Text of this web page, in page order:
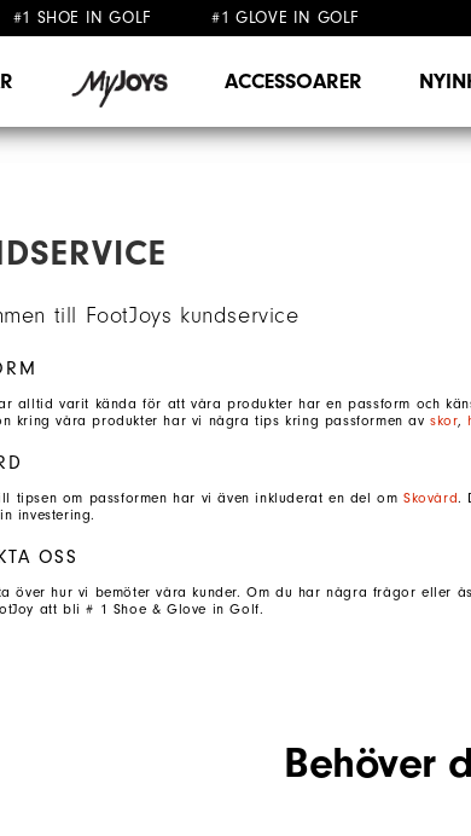
#1 SHOE IN GOLF #1 GLOVE IN GOLF
ACCESSOARER
till FootJoys kundservice
alltid varit kända för att våra produkter har en passform och
kring våra produkter har vi några tips kring passformen avskor,
tipsen om passformen har vi även inkluderat en del om Skovård.
investering.
OSS
över hur vi bemöter våra kunder. Om du har några frågor eller
att bli # 1 Shoe & Glove in Golf.
Behöver